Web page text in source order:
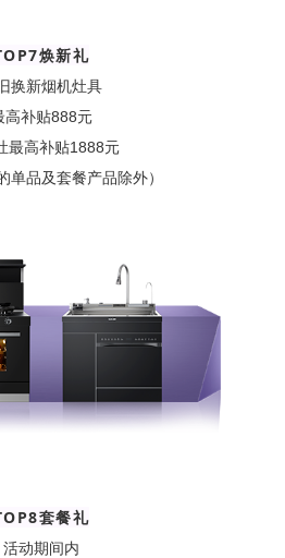
焕新礼
换新烟机灶具
高补贴888元
最高补贴1888元
单品及套餐产品除外）
套餐礼
活动期间内